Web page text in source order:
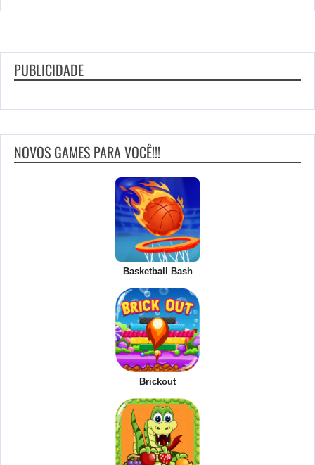
PUBLICIDADE
NOVOS GAMES PARA VOCÊ!!!
Basketball Bash
Brickout